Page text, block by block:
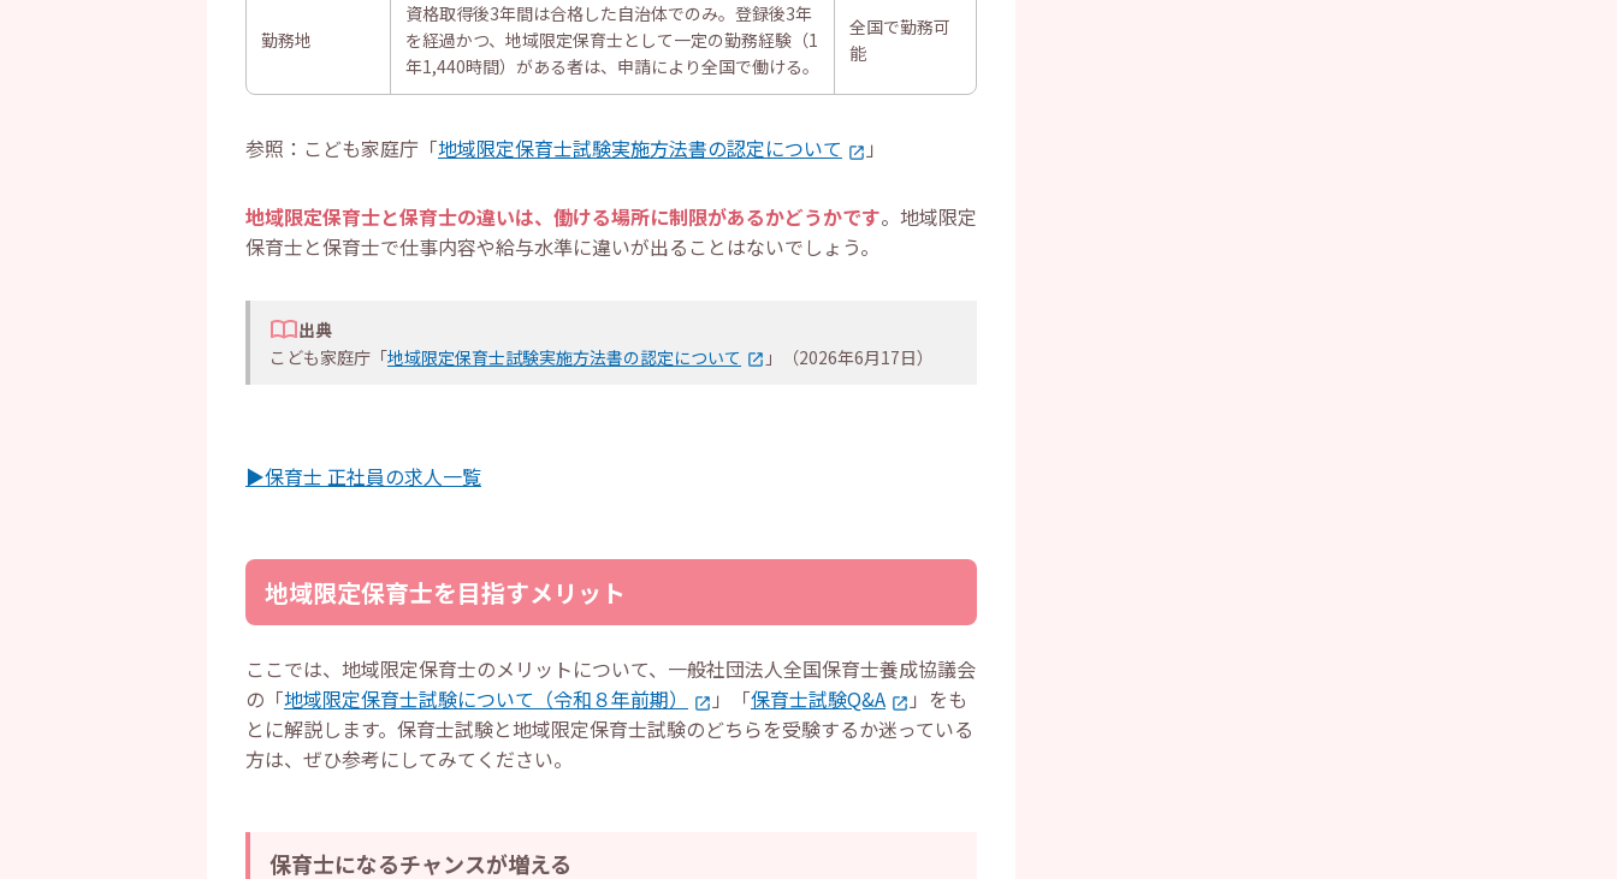
勤務地
資格取得後3年間は合格した自治体でのみ。登録後3年
を経過かつ、地域限定保育士として一定の勤務経験（1
年1,440時間）がある者は、申請により全国で働ける。
全国で勤務可
能
参照：こども家庭庁「地域限定保育士試験実施方法書の認定について 」
地域限定保育士と保育士の違いは、働ける場所に制限があるかどうかです。地域限定
保育士と保育士で仕事内容や給与水準に違いが出ることはないでしょう。
出典
こども家庭庁「地域限定保育士試験実施方法書の認定について 」（2026年6月17日）
▶保育士 正社員の求人一覧
地域限定保育士を目指すメリット
ここでは、地域限定保育士のメリットについて、一般社団法人全国保育士養成協議会
の「地域限定保育士試験について（令和８年前期） 」「保育士試験Q&A
」をも
とに解説します。保育士試験と地域限定保育士試験のどちらを受験するか迷っている
方は、ぜひ参考にしてみてください。
保育士になるチャンスが増える